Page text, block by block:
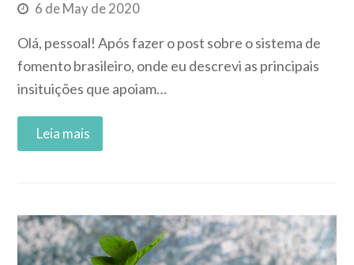
6 de May de 2020
Olá, pessoal! Após fazer o post sobre o sistema de
fomento brasileiro, onde eu descrevi as principais
insituições que apoiam…